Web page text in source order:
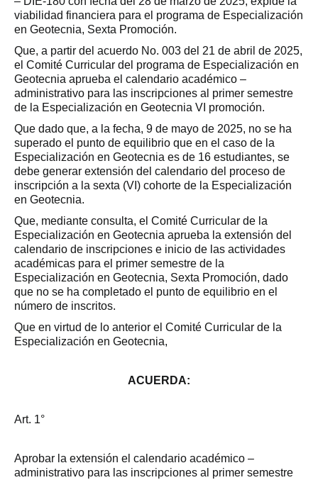
viabilidad financiera para el programa de Especialización
en Geotecnia, Sexta Promoción.
Que, a partir del acuerdo No. 003 del 21 de abril de 2025,
el Comité Curricular del programa de Especialización en
Geotecnia aprueba el calendario académico –
administrativo para las inscripciones al primer semestre
de la Especialización en Geotecnia VI promoción.
Que dado que, a la fecha, 9 de mayo de 2025, no se ha
superado el punto de equilibrio que en el caso de la
Especialización en Geotecnia es de 16 estudiantes, se
debe generar extensión del calendario del proceso de
inscripción a la sexta (VI) cohorte de la Especialización
en Geotecnia.
Que, mediante consulta, el Comité Curricular de la
Especialización en Geotecnia aprueba la extensión del
calendario de inscripciones e inicio de las actividades
académicas para el primer semestre de la
Especialización en Geotecnia, Sexta Promoción, dado
que no se ha completado el punto de equilibrio en el
número de inscritos.
Que en virtud de lo anterior el Comité Curricular de la
Especialización en Geotecnia,
ACUERDA:
Art. 1°
Aprobar la extensión el calendario académico –
administrativo para las inscripciones al primer semestre